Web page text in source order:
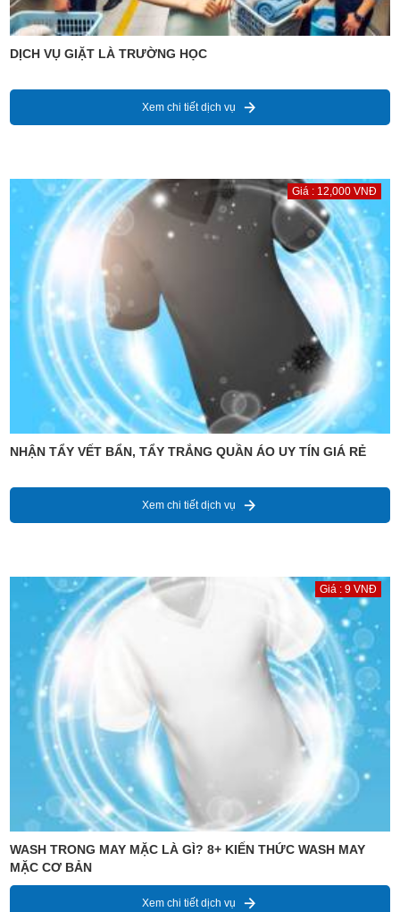
DỊCH VỤ GIẶT LÀ TRƯỜNG HỌC
Xem chi tiết dịch vụ
Giá : 12,000 VNĐ
NHẬN TẨY VẾT BẨN, TẨY TRẮNG QUẦN ÁO UY TÍN GIÁ RẺ
Xem chi tiết dịch vụ
Giá : 9 VNĐ
WASH TRONG MAY MẶC LÀ GÌ? 8+ KIẾN THỨC WASH MAY
MẶC CƠ BẢN
Xem chi tiết dịch vụ